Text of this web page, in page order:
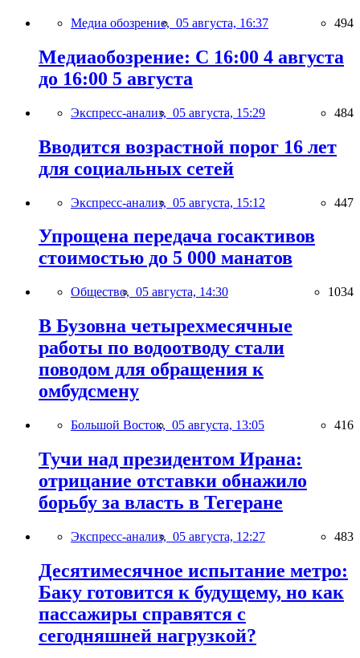
Медиа обозрение, 05 августа, 16:37 494
Медиаобозрение: С 16:00 4 августа
до 16:00 5 августа
Экспресс-анализ, 05 августа, 15:29 484
Вводится возрастной порог 16 лет
для социальных сетей
Экспресс-анализ, 05 августа, 15:12 447
Упрощена передача госактивов
стоимостью до 5 000 манатов
Общество, 05 августа, 14:30 1034
В Бузовна четырехмесячные
работы по водоотводу стали
поводом для обращения к
омбудсмену
Большой Восток, 05 августа, 13:05 416
Тучи над президентом Ирана:
отрицание отставки обнажило
борьбу за власть в Тегеране
Экспресс-анализ, 05 августа, 12:27 483
Десятимесячное испытание метро:
Баку готовится к будущему, но как
пассажиры справятся с
сегодняшней нагрузкой?